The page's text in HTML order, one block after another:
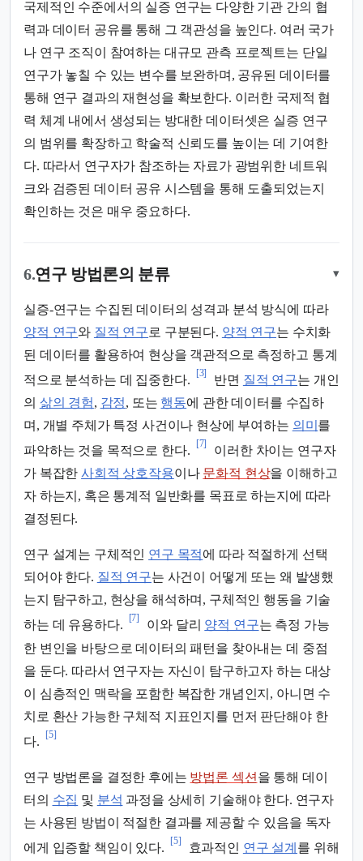
국제적인 수준에서의 실증 연구는 다양한 기관 간의 협
력과 데이터 공유를 통해 그 객관성을 높인다. 여러 국가
나 연구 조직이 참여하는 대규모 관측 프로젝트는 단일
연구가 놓칠 수 있는 변수를 보완하며, 공유된 데이터를
통해 연구 결과의 재현성을 확보한다. 이러한 국제적 협
력 체계 내에서 생성되는 방대한 데이터셋은 실증 연구
의 범위를 확장하고 학술적 신뢰도를 높이는 데 기여한
다. 따라서 연구자가 참조하는 자료가 광범위한 네트워
크와 검증된 데이터 공유 시스템을 통해 도출되었는지
확인하는 것은 매우 중요하다.
6.연구 방법론의 분류 ▾
실증-연구는 수집된 데이터의 성격과 분석 방식에 따라
양적 연구와 질적 연구 로 구분된다. 양적 연구는 수치화
된 데이터를 활용하여 현상을 객관적으로 측정하고 통계
적으로 분석하는 데 집중한다.
[3]
반면 질적 연구는 개인
의 삶의 경험, 감정, 또는 행동에 관한 데이터를 수집하
며, 개별 주체가 특정 사건이나 현상에 부여하는 의미 를
파악하는 것을 목적으로 한다.
[7]
이러한 차이는 연구자
가 복잡한사회적 상호작용이나 문화적 현상을 이해하고
자 하는지, 혹은 통계적 일반화를 목표로 하는지에 따라
결정된다.
연구 설계는 구체적인 연구 목적에 따라 적절하게 선택
되어야 한다. 질적 연구는 사건이 어떻게 또는 왜 발생했
는지 탐구하고, 현상을 해석하며, 구체적인 행동을 기술
하는 데 유용하다.
[7]
이와 달리 양적 연구는 측정 가능
한 변인을 바탕으로 데이터의 패턴을 찾아내는 데 중점
을 둔다. 따라서 연구자는 자신이 탐구하고자 하는 대상
이 심층적인 맥락을 포함한 복잡한 개념인지, 아니면 수
치로 환산 가능한 구체적 지표인지를 먼저 판단해야 한
다.
[5]
연구 방법론을 결정한 후에는 방법론 섹션 을 통해 데이
터의 수집 및 분석 과정을 상세히 기술해야 한다. 연구자
는 사용된 방법이 적절한 결과를 제공할 수 있음을 독자
에게 입증할 책임이 있다.
[5]
효과적인 연구 설계 를 위해